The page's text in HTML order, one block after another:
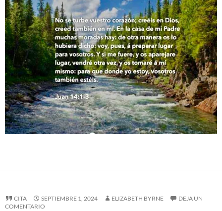
CITA SEPTIEMBRE 1, 2024 ELIZABETH BYRNE
DEJA UN
COMENTARIO